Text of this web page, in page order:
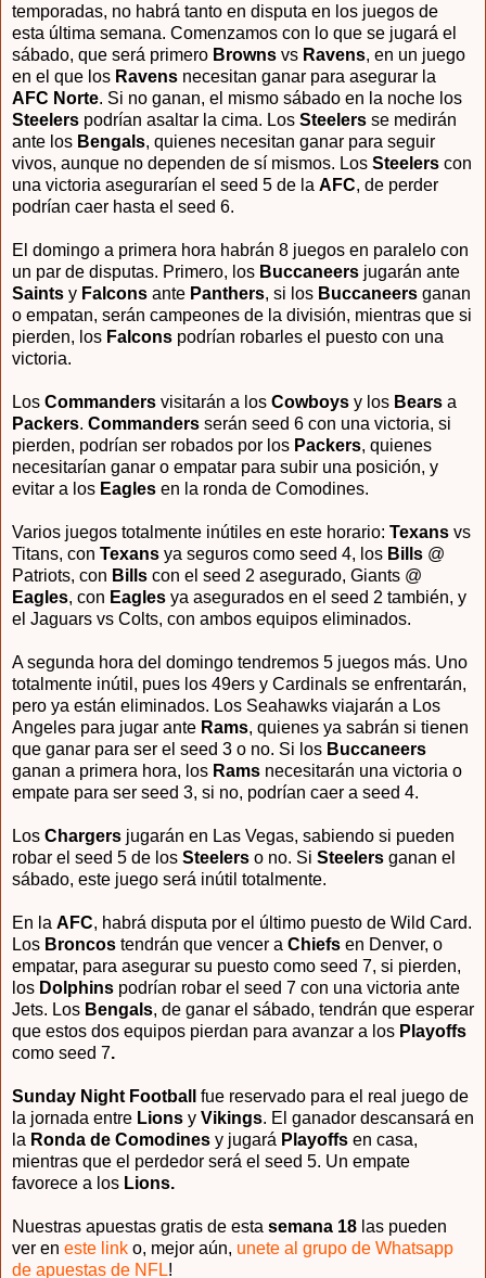
temporadas, no habrá tanto en disputa en los juegos de
esta última semana. Comenzamos con lo que se jugará el
sábado, que será primero Browns vs Ravens, en un juego
en el que los Ravens necesitan ganar para asegurar la
AFC Norte. Si no ganan, el mismo sábado en la noche los
Steelers podrían asaltar la cima. Los Steelers se medirán
ante los Bengals, quienes necesitan ganar para seguir
vivos, aunque no dependen de sí mismos. Los Steelers con
una victoria asegurarían el seed 5 de la AFC, de perder
podrían caer hasta el seed 6.
El domingo a primera hora habrán 8 juegos en paralelo con
un par de disputas. Primero, los Buccaneers jugarán ante
Saints y Falcons ante Panthers, si los Buccaneers ganan
o empatan, serán campeones de la división, mientras que si
pierden, los Falcons podrían robarles el puesto con una
victoria.
Los Commanders visitarán a los Cowboys y los Bears a
Packers. Commanders serán seed 6 con una victoria, si
pierden, podrían ser robados por los Packers, quienes
necesitarían ganar o empatar para subir una posición, y
evitar a los Eagles en la ronda de Comodines.
Varios juegos totalmente inútiles en este horario: Texans vs
Titans, con Texans ya seguros como seed 4, los Bills @
Patriots, con Bills con el seed 2 asegurado, Giants @
Eagles, con Eagles ya asegurados en el seed 2 también, y
el Jaguars vs Colts, con ambos equipos eliminados.
A segunda hora del domingo tendremos 5 juegos más. Uno
totalmente inútil, pues los 49ers y Cardinals se enfrentarán,
pero ya están eliminados. Los Seahawks viajarán a Los
Angeles para jugar ante Rams, quienes ya sabrán si tienen
que ganar para ser el seed 3 o no. Si los Buccaneers
ganan a primera hora, los Rams necesitarán una victoria o
empate para ser seed 3, si no, podrían caer a seed 4.
Los Chargers jugarán en Las Vegas, sabiendo si pueden
robar el seed 5 de los Steelers o no. Si Steelers ganan el
sábado, este juego será inútil totalmente.
En la AFC, habrá disputa por el último puesto de Wild Card.
Los Broncos tendrán que vencer a Chiefs en Denver, o
empatar, para asegurar su puesto como seed 7, si pierden,
los Dolphins podrían robar el seed 7 con una victoria ante
Jets. Los Bengals, de ganar el sábado, tendrán que esperar
que estos dos equipos pierdan para avanzar a los Playoffs
como seed 7.
Sunday Night Football fue reservado para el real juego de
la jornada entre Lions y Vikings. El ganador descansará en
la Ronda de Comodines y jugará Playoffs en casa,
mientras que el perdedor será el seed 5. Un empate
favorece a los Lions.
Nuestras apuestas gratis de esta semana 18 las pueden
ver en este link o, mejor aún, unete al grupo de Whatsapp
de apuestas de NFL!